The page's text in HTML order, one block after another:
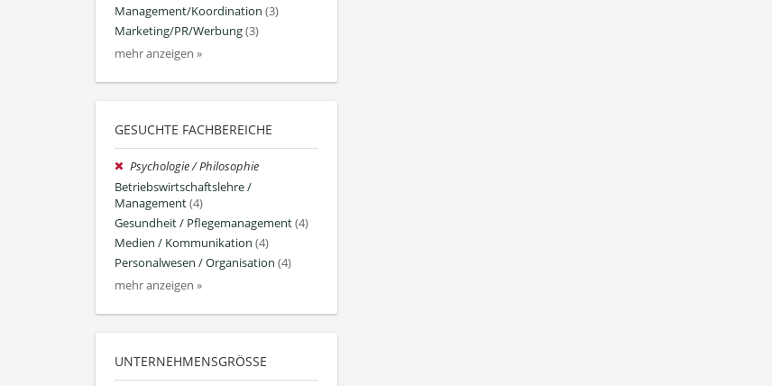
Management/Koordination (3)
Marketing/PR/Werbung(3)
mehr anzeigen »
GESUCHTE FACHBEREICHE
Psychologie / Philosophie
Betriebswirtschaftslehre /
Management(4)
Gesundheit / Pflegemanagement(4)
Medien / Kommunikation (4)
Personalwesen / Organisation (4)
mehr anzeigen »
UNTERNEHMENSGRÖSSE